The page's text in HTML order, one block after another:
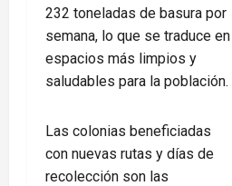
232 toneladas de basura por
semana, lo que se traduce en
espacios más limpios y
saludables para la población.
Las colonias beneficiadas
con nuevas rutas y días de
recolección son las